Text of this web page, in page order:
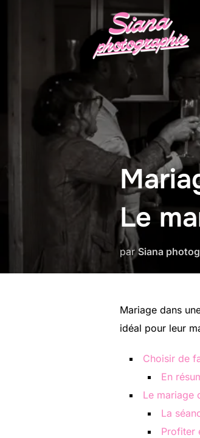
Le
parSiana
Mariage dans
idéal pour leur
Choisir de
En
Le mariage
La
Profiter